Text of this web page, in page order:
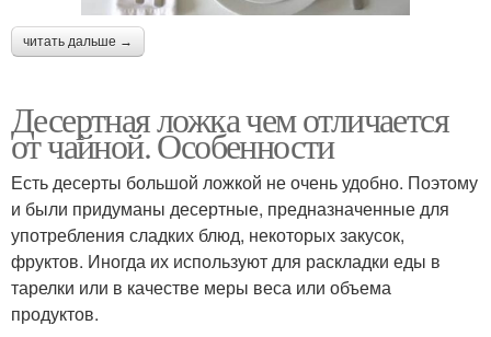
читать дальше →
Десертная ложка чем отличается
от чайной. Особенности
Есть десерты большой ложкой не очень удобно. Поэтому
и были придуманы десертные, предназначенные для
употребления сладких блюд, некоторых закусок,
фруктов. Иногда их используют для раскладки еды в
тарелки или в качестве меры веса или объема
продуктов.